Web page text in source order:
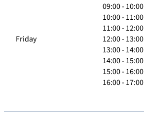
Friday
09:00 - 10:00
10:00 - 11:00
11:00 - 12:00
12:00 - 13:00
13:00 - 14:00
14:00 - 15:00
15:00 - 16:00
16:00 - 17:00